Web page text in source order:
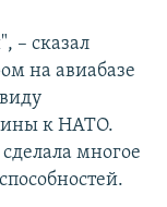
– сказал
на авиабазе
к НАТО.
многое